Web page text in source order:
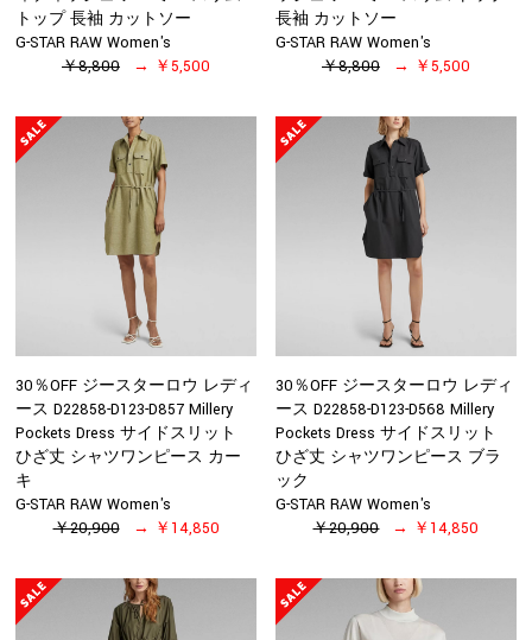
トップ 長袖 カットソー
G-STAR RAW Women's
￥8,800
￥5,500
長袖 カットソー
G-STAR RAW Women's
￥8,800
￥5,500
30％OFF ジースターロウ レディ
ース D22858-D123-D857 Millery
Pockets Dress サイドスリット
ひざ丈 シャツワンピース カー
キ
G-STAR RAW Women's
￥20,900
￥14,850
30％OFF ジースターロウ レディ
ース D22858-D123-D568 Millery
Pockets Dress サイドスリット
ひざ丈 シャツワンピース ブラ
ック
G-STAR RAW Women's
￥20,900
￥14,850